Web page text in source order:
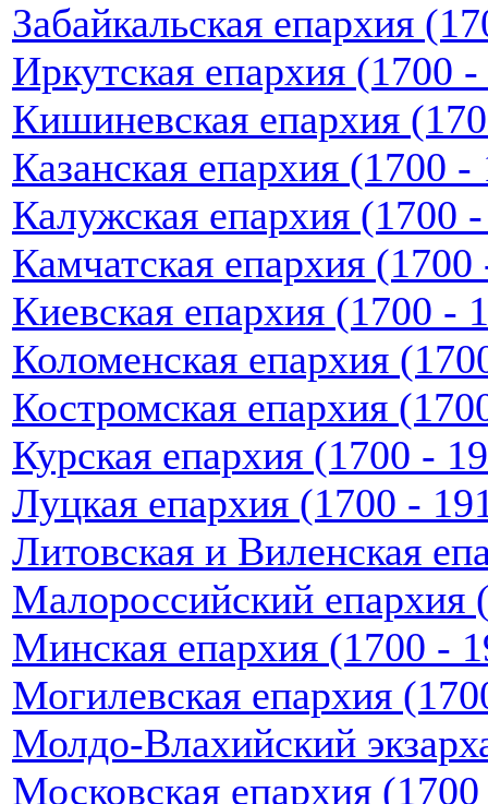
Забайкальская епархия
Иркутская епархия (1700 -
Кишиневская епархия
Казанская епархия (1700 -
Калужская епархия (1700
Камчатская епархия (1700
Киевская епархия (1700 -
Коломенская епархия
Костромская епархия
Курская епархия (1700 -
Луцкая епархия (1700 -
Литовская и Виленская
Малороссийский епархия
Минская епархия (1700 -
Могилевская епархия
Молдо-Влахийский
Московская епархия